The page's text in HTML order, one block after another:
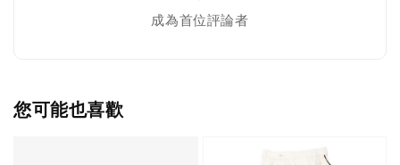
成為首位評論者
您可能也喜歡